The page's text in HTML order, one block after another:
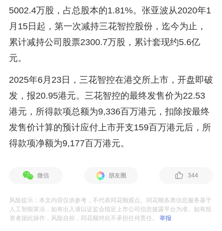
5002.4万股，占总股本的1.81%。张亚波从2020年1
月15日起，第一次减持三花智控股份，迄今为止，
累计减持公司股票2300.7万股，累计套现约5.6亿
元。
2025年6月23日，三花智控在港交所上市，开盘即破
发，报20.95港元。三花智控的最终发售价为22.53
港元，所得款项总额为9,336百万港元，扣除按最终
发售价计算的预计应付上市开支159百万港元后，所
得款项净额为9,177百万港元。
微信 朋友圈 344
风险提示：本文内容仅供参考，不代表同花顺观点。同花顺各类信息服务基于
人工智能算法，如有出入请以证监会指定上市公司信息披露平台为准。如有投
资者据此操作，风险自担，同花顺对此不承担任何责任。举报